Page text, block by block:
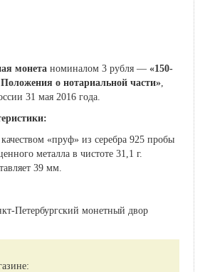
монета номиналом 3 рубля — «150-
о нотариальной части»
31 мая 2016 года.
качеством «пруф» из серебра 925 пробы
металла в чистоте 31,1 г.
39 мм.
Петербургский монетный двор